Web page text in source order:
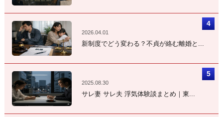
2026.04.01
新制度でどう変わる？不貞が絡む離婚と...
2025.08.30
サレ妻 サレ夫 浮気体験談まとめ｜東...